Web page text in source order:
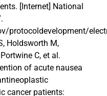
[Internet] National
protocoldevelopment/
Holdsworth M,
C, et al.
of acute nausea
cancer patients: